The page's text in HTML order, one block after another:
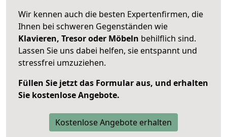
Wir kennen auch die besten Expertenfirmen, die
Ihnen bei schweren Gegenständen wie
Klavieren, Tresor oder Möbeln behilflich sind.
Lassen Sie uns dabei helfen, sie entspannt und
stressfrei umzuziehen.
Füllen Sie jetzt das Formular aus, und erhalten
Sie kostenlose Angebote.
Kostenlose Angebote erhalten